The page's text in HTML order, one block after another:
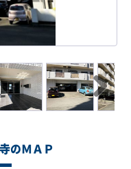
Next
のＭＡＰ